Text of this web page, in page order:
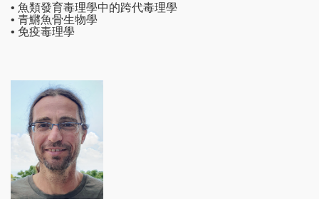
• 魚類發育毒理學中的跨代毒理學
• 青鱂魚骨生物學
• 免疫毒理學
Image